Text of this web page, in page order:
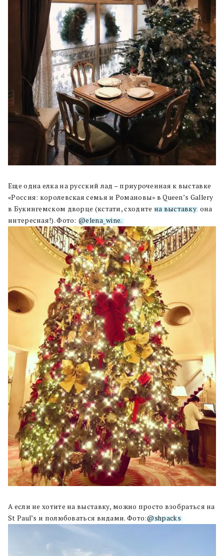
Еще одна елка на русский лад – приуроченная к выставке
«Россия: королевская семья и Романовы» в Queen’s Gallery
в Букингемском дворце (кстати, сходите на выставку, она
интересная!). Фото: @elena_wine.
А если не хотите на выставку, можно просто взобраться на
St Paul’s и полюбоваться видами. Фото:@shpacks